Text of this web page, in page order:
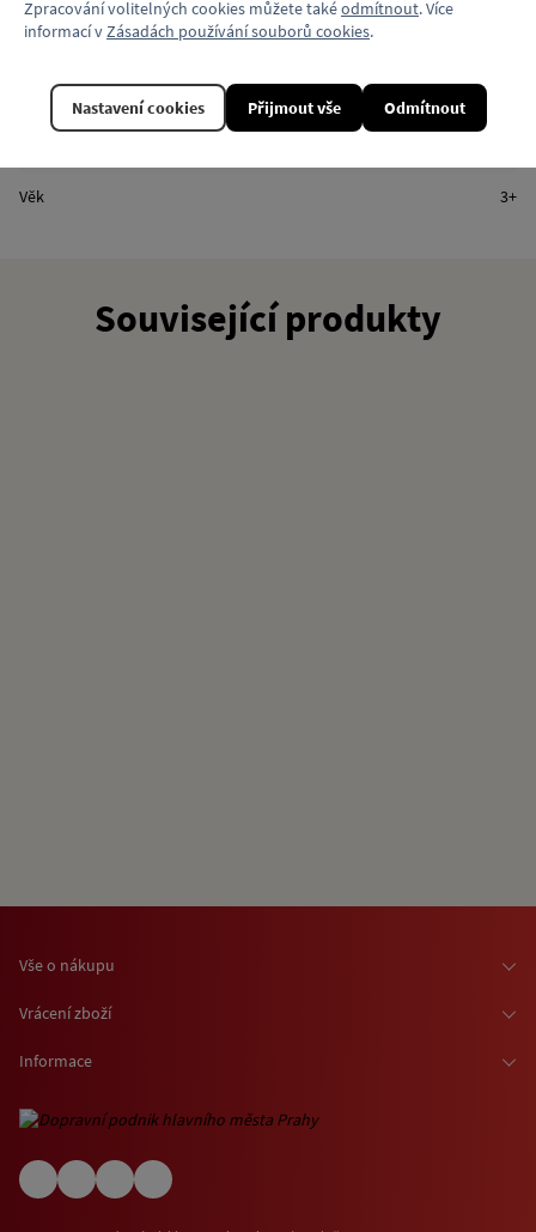
Kód produktu DP300472_B
Materiál
Věk 3+
Související produkty
Vše o nákupu
Osobní odběr zboží
O nákupu jízdenek a vstupenek
(EN) Shipping abroad
Vrácení zboží
Informace
Informace o využívání cookies
Zpracování volitelných cookies můžete takéodmítnout. Více
informací vZásadách používání souborů cookies.
Odmítnout
Nastavení cookies Přijmout vše